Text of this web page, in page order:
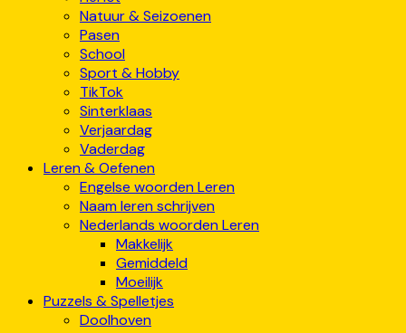
Natuur & Seizoenen
Pasen
School
Sport & Hobby
TikTok
Sinterklaas
Verjaardag
Vaderdag
Leren & Oefenen
Engelse woorden Leren
Naam leren schrijven
Nederlands woorden Leren
Makkelijk
Gemiddeld
Moeilijk
Puzzels & Spelletjes
Doolhoven